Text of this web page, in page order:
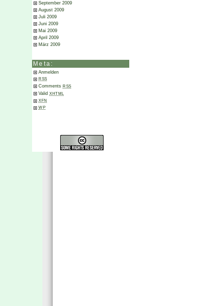
September 2009
August 2009
Juli 2009
Juni 2009
Mai 2009
April 2009
März 2009
Meta:
Anmelden
RSS
Comments RSS
Valid XHTML
XFN
WP